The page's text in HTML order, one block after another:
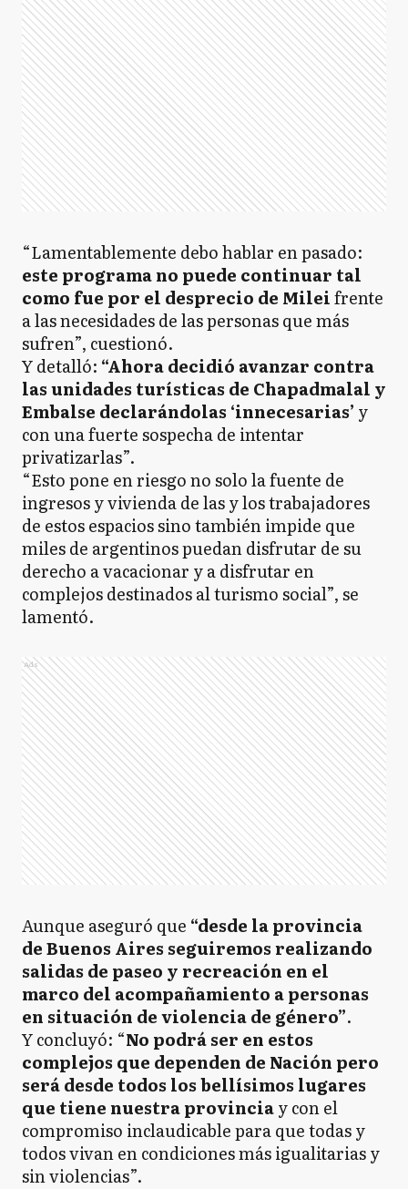
“Lamentablemente debo hablar en pasado:
este programa no puede continuar tal
como fue por el desprecio de Mileifrente
a las necesidades de las personas que más
sufren”, cuestionó.
Y detalló: “Ahora decidió avanzar contra
las unidades turísticas de Chapadmalal y
Embalse declarándolas ‘innecesarias’ y
con una fuerte sospecha de intentar
privatizarlas”.
“Esto pone en riesgo no solo la fuente de
ingresos y vivienda de las y los trabajadores
de estos espacios sino también impide que
miles de argentinos puedan disfrutar de su
derecho a vacacionar y a disfrutar en
complejos destinados al turismo social”, se
lamentó.
Ads
Aunque aseguró que “desde la provincia
de Buenos Aires seguiremos realizando
salidas de paseo y recreación en el
marco del acompañamiento a personas
en situación de violencia de género”.
Y concluyó: “No podrá ser en estos
complejos que dependen de Nación pero
será desde todos los bellísimos lugares
que tiene nuestra provinciay con el
compromiso inclaudicable para que todas y
todos vivan en condiciones más igualitarias y
sin violencias”.